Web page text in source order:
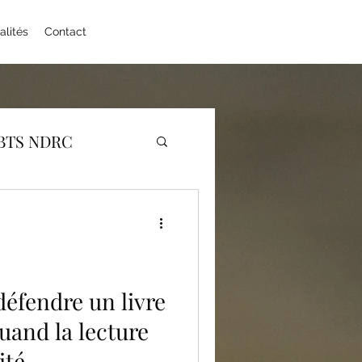
Contact
NDRC
Physique Chimie
un livre
la lecture